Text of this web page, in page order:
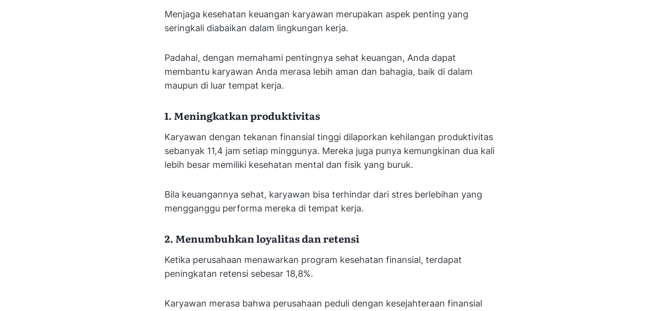
Menjaga kesehatan keuangan karyawan merupakan aspek penting yang
seringkali diabaikan dalam lingkungan kerja.
Padahal, dengan memahami pentingnya sehat keuangan, Anda dapat
membantu karyawan Anda merasa lebih aman dan bahagia, baik di dalam
maupun di luar tempat kerja.
1. Meningkatkan produktivitas
Karyawan dengan tekanan finansial tinggi dilaporkan kehilangan produktivitas
sebanyak 11,4 jam setiap minggunya. Mereka juga punya kemungkinan dua kali
lebih besar memiliki kesehatan mental dan fisik yang buruk.
Bila keuangannya sehat, karyawan bisa terhindar dari stres berlebihan yang
mengganggu performa mereka di tempat kerja.
2. Menumbuhkan loyalitas dan retensi
Ketika perusahaan menawarkan program kesehatan finansial, terdapat
peningkatan retensi sebesar 18,8%.
Karyawan merasa bahwa perusahaan peduli dengan kesejahteraan finansial